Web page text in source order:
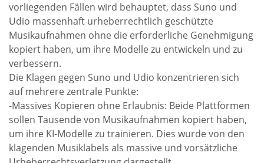
vorliegenden Fällen wird behauptet, dass Suno und
Udio massenhaft urheberrechtlich geschützte
Musikaufnahmen ohne die erforderliche Genehmigung
kopiert haben, um ihre Modelle zu entwickeln und zu
verbessern.
Die Klagen gegen Suno und Udio konzentrieren sich
auf mehrere zentrale Punkte:
-Massives Kopieren ohne Erlaubnis: Beide Plattformen
sollen Tausende von Musikaufnahmen kopiert haben,
um ihre KI-Modelle zu trainieren. Dies wurde von den
klagenden Musiklabels als massive und vorsätzliche